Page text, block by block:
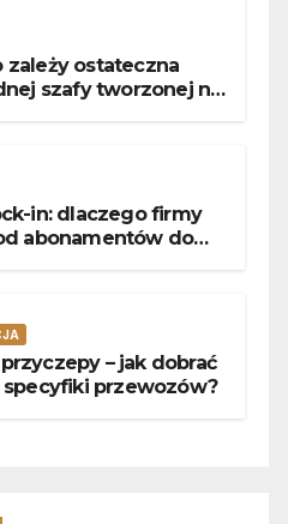
zależy ostateczna
szafy tworzonej na
in: dlaczego firmy
abonamentów do
– jak dobrać
specyfiki przewozów?